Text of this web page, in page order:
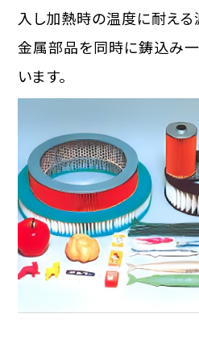
入し加熱時の温度に耐え
金属部品を同時に鋳込み
います。